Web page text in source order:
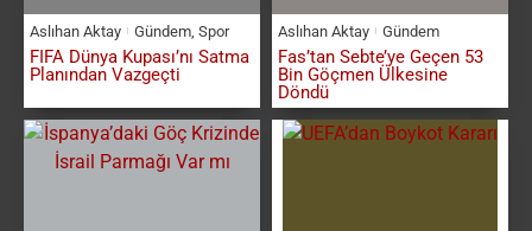
Aslıhan Aktay Gündem Spor
FIFA Dünya Kupası’nı Satma
Planından Vazgeçti
Aslıhan Aktay Gündem
Fas’tan Sebte’ye Geçen 53
Bin Göçmen Ülkesine
Döndü